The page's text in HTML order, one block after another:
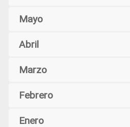
Mayo
Abril
Marzo
Febrero
Enero